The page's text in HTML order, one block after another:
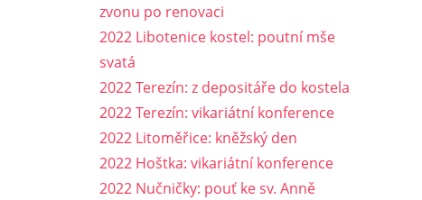
zvonu po renovaci
2022 Libotenice kostel: poutní mše
svatá
2022 Terezín: z depositáře do kostela
2022 Terezín: vikariátní konference
2022 Litoměřice: kněžský den
2022 Hoštka: vikariátní konference
2022 Nučničky: pouť ke sv. Anně